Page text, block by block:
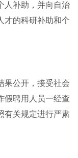
人补助，并向自治
才的科研补助和个
果公开，接受社会
假聘用人员一经查
有关规定进行严肃